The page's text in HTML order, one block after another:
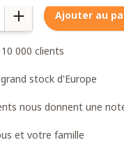
Ajouter au
000 clients
stock d'Europe
nous donnent une
et votre famille